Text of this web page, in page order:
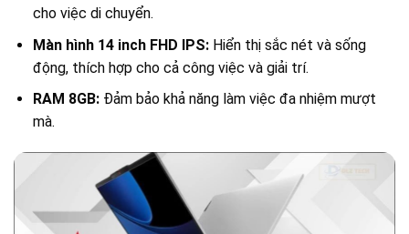
cho việc di chuyển.
Màn hình 14 inch FHD IPS:Hiển thị sắc nét và sống
động, thích hợp cho cả công việc và giải trí.
RAM 8GB:Đảm bảo khả năng làm việc đa nhiệm mượt
mà.